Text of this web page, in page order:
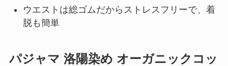
ウエストは総ゴムだからストレスフリーで、着
脱も簡単
パジャマ 洛陽染め オーガニックコッ